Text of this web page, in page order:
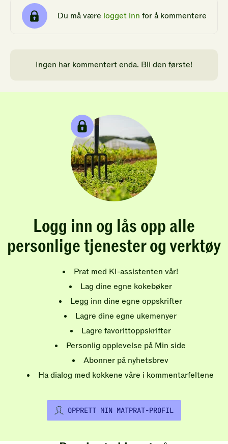
Du må være logget inn for å kommentere
Ingen har kommentert enda. Bli den første!
Logg inn og lås opp alle
personlige tjenester og verktøy
Prat med KI-assistenten vår!
Lag dine egne kokebøker
Legg inn dine egne oppskrifter
Lagre dine egne ukemenyer
Lagre favorittoppskrifter
Personlig opplevelse på Min side
Abonner på nyhetsbrev
Ha dialog med kokkene våre i kommentarfeltene
OPPRETT MIN MATPRAT-PROFIL